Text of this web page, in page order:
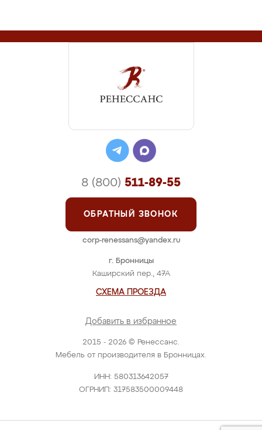
2015 - 2026 © Ренессанс.
Мебель от производителя в Бронницах.
ИНН: 580313642057
ОГРНИП: 317583500009448
г. Бронницы
Каширский пер., 47А
СХЕМА ПРОЕЗДА
Добавить в избранное
8 (800) 511-89-55
ОБРАТНЫЙ ЗВОНОК
corp-renessans@yandex.ru